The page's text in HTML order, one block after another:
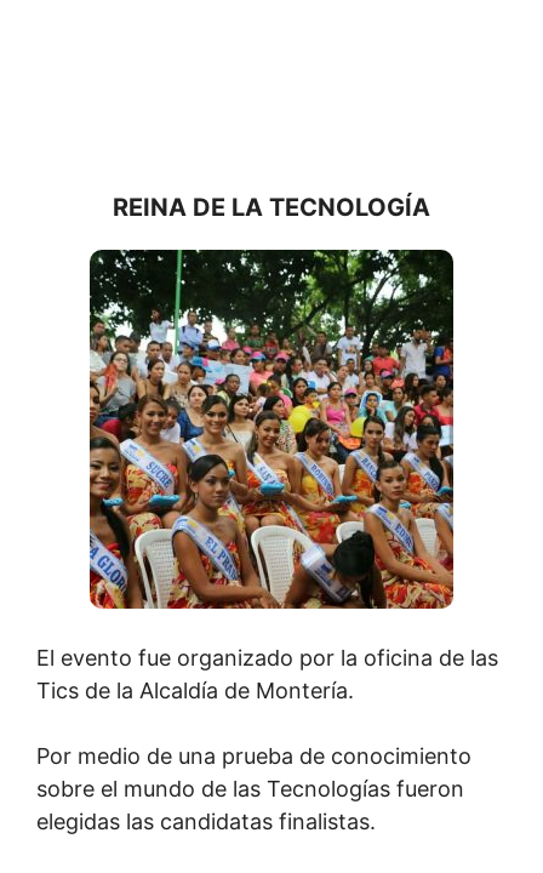
REINA DE LA TECNOLOGÍA
El evento fue organizado por la oficina de las
Tics de la Alcaldía de Montería.
Por medio de una prueba de conocimiento
sobre el mundo de las Tecnologías fueron
elegidas las candidatas finalistas.